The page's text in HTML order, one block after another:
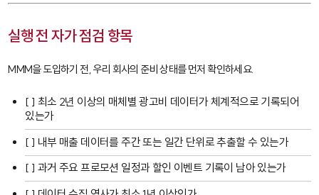
실행 전 자가 점검 항목
MMM을 도입하기 전, 우리 회사의 준비 상태를 먼저 확인하세요.
[ ] 최소 2년 이상의 매체별 광고비 데이터가 체계적으로 기록되어
있는가
[ ] 내부 매출 데이터를 주간 또는 일간 단위로 추출할 수 있는가
[ ] 과거 주요 프로모션 일정과 할인 이벤트 기록이 남아 있는가